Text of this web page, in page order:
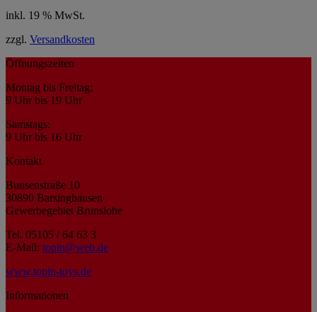
inkl. 19 % MwSt.
zzgl. Versandkosten
Öffnungszeiten
Montag bis Freitag:
9 Uhr bis 19 Uhr
Samstags:
9 Uhr bis 16 Uhr
Kontakt
Bunsenstraße 10
30890 Barsinghausen
Gewerbegebiet Brunslohe
Tel. 05105 / 64 63 3
E-Mail: topin@web.de
www.topin-toys.de
Informationen